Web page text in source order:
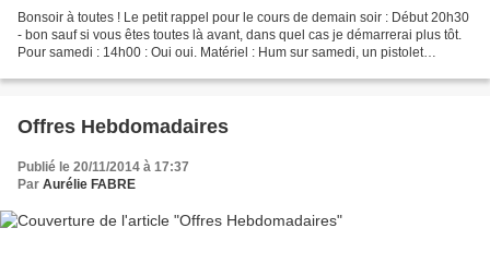
Bonsoir à toutes ! Le petit rappel pour le cours de demain soir : Début 20h30
- bon sauf si vous êtes toutes là avant, dans quel cas je démarrerai plus tôt.
Pour samedi : 14h00 : Oui oui. Matériel : Hum sur samedi, un pistolet
Offres Hebdomadaires
Publié le 20/11/2014 à 17:37
Par Aurélie FABRE